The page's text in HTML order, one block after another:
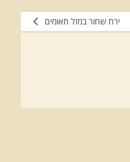
ירח שחור במזל תאומים